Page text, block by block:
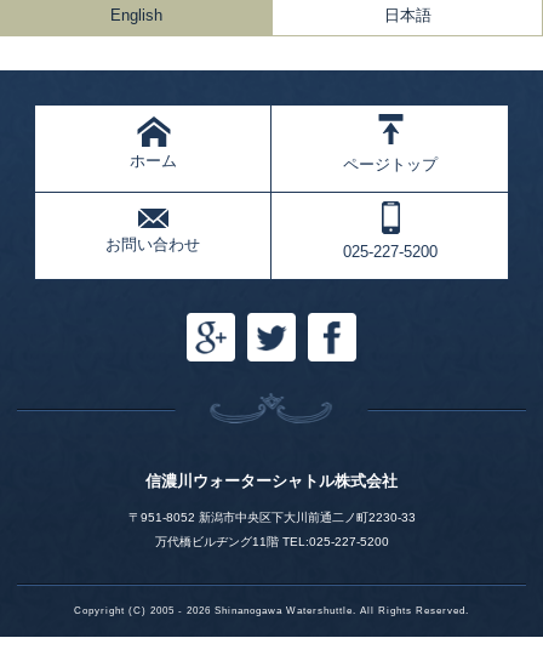
English 日本語
ホーム ページトップ
お問い合わせ 025-227-5200
信濃川ウォーターシャトル株式会社
〒951-8052 新潟市中央区下大川前通二ノ町2230-33
万代橋ビルヂング11階 TEL:025-227-5200
Copyright (C) 2005 - 2026 Shinanogawa Watershuttle. All Rights Reserved.